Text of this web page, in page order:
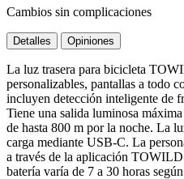
Cambios sin complicaciones
Detalles Opiniones
La luz trasera para bicicleta
personalizables, pantallas a todo
incluyen detección inteligente de
Tiene una salida luminosa
de hasta 800 m por la noche. La
carga mediante USB-C. La
a través de la aplicación
batería varía de 7 a 30 horas